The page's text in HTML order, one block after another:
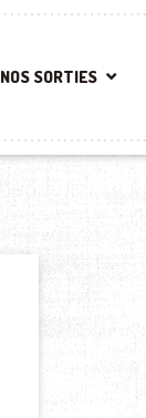
NOS SORTIES